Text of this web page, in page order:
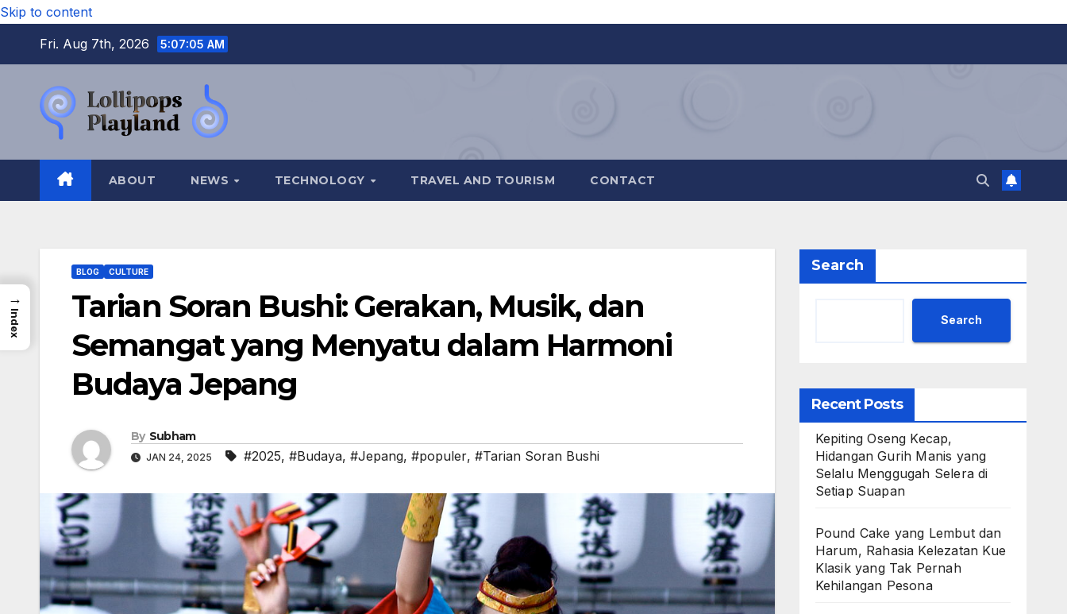
Skip to content
Fri. Aug 7th, 2026
5:07:07 AM
ABOUT NEWS TECHNOLOGY TRAVEL AND TOURISM CONTACT
BLOG CULTURE
Tarian Soran Bushi: Gerakan, Musik, dan
Semangat yang Menyatu dalam Harmoni
Budaya Jepang
By Subham
JAN 24, 2025 #2025, #Budaya, #Jepang, #populer, #Tarian Soran Bushi
Search
Search
Recent Posts
Kepiting Oseng Kecap,
Hidangan Gurih Manis yang
Selalu Menggugah Selera di
Setiap Suapan
Pound Cake yang Lembut dan
Harum, Rahasia Kelezatan Kue
Klasik yang Tak Pernah
Kehilangan Pesona
→
Index